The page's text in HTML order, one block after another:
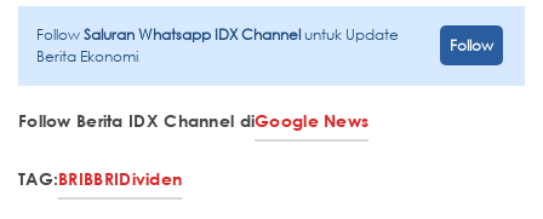
FollowSaluran Whatsapp IDX Channeluntuk Update
Berita Ekonomi
Follow
Follow Berita IDX Channel diGoogle News
TAG:BRIBBRIDividen